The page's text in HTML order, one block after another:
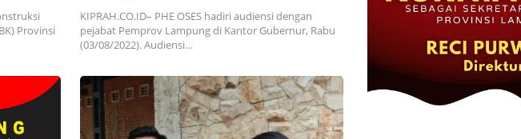
Provinsi
KIPRAH.CO.ID– PHE OSES hadiri audiensi dengan
pejabat Pemprov Lampung di Kantor Gubernur, Rabu
(03/08/2022). Audiensi…